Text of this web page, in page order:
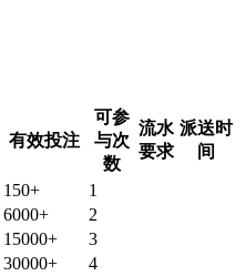
有效投注
可参
与次
数
流水
要求
派送时
间
150+ 1
6000+
2
15000+
3
30000+
4